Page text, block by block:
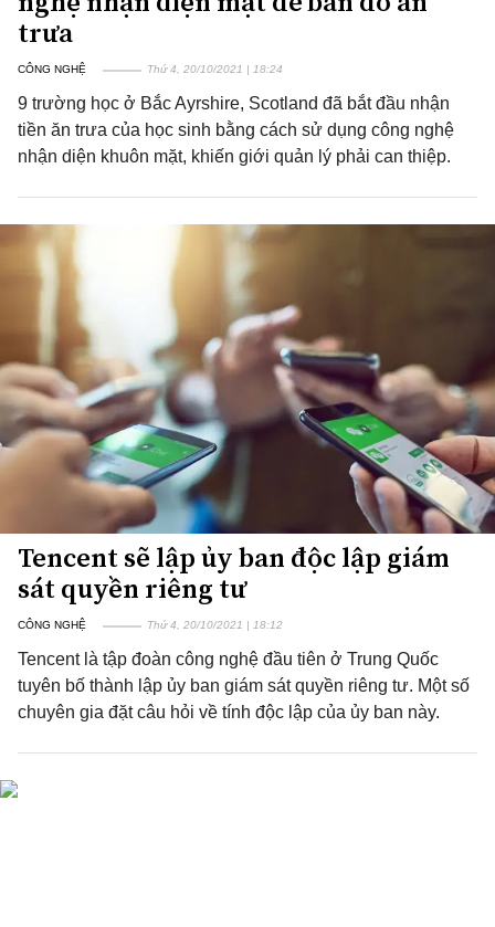
trưa
CÔNG NGHỆ Thứ 4, 20/10/2021 | 18:24
9 trường học ở Bắc Ayrshire, Scotland đã bắt đầu nhận
tiền ăn trưa của học sinh bằng cách sử dụng công nghệ
nhận diện khuôn mặt, khiến giới quản lý phải can thiệp.
Tencent sẽ lập ủy ban độc lập giám
sát quyền riêng tư
CÔNG NGHỆ Thứ 4, 20/10/2021 | 18:12
Tencent là tập đoàn công nghệ đầu tiên ở Trung Quốc
tuyên bố thành lập ủy ban giám sát quyền riêng tư. Một số
chuyên gia đặt câu hỏi về tính độc lập của ủy ban này.